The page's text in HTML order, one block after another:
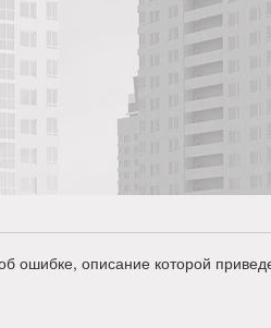
ошибке, описание которой